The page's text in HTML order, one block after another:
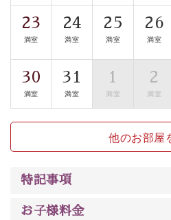
以上が基本プランの内容です。
神秘なる諏訪湖に心癒される
したら幸いです。
23
満室
24
満室
25
満室
26
満室
30
満室
31
満室
1
満室
2
満室
他のお部屋
特記事項
お子様料金